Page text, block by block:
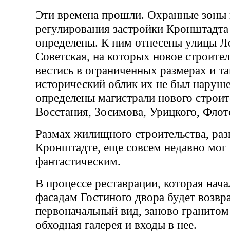
Эти времена прошли. Охранные зоны
регулирования застройки
определены. К ним отнесены улицы
Советская, на которых новое
вестись в ограниченных размерах и
исторический облик их не был
определены магистрали нового
Восстания, Зосимова, Урицкого,
Размах жилищного строительства,
Кронштадте, еще совсем недавно мог
фантастическим.
В процессе реставрации, которая
фасадам Гостиного двора будет
первоначальный вид, заново
обходная галерея и входы в нее.